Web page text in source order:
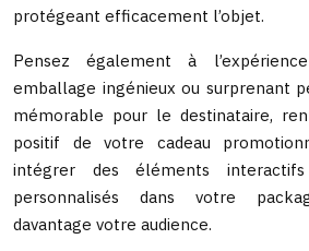
protégeant efficacement l’objet.
Pensez également à
emballage ingénieux ou surprenant
mémorable pour le destinataire,
positif de votre cadeau
intégrer des éléments
personnalisés dans votre
davantage votre audience.